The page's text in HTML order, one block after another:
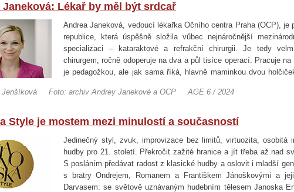
Janeková: Lékař by měl být srdcař
Andrea Janeková, vedoucí lékařka Očního centra Praha (OCP), je
republice, která úspěšně složila vůbec nejnáročnější
specializaci – kataraktové a refrakční chirurgii. Je tedy
chirurgem, ročně odoperuje na dva a půl tisíce operací. Pracuje
je pedagožkou, ale jak sama říká, hlavně maminkou dvou
Jenšíková
Foto: archiv Andrey Janekové a OCP AGE 6 / 2024
Style je mostem mezi minulostí a současností
Jedinečný styl, zvuk, improvizace bez limitů, virtuozita, osobitá
hudby pro 21. století. Překročit zažité hranice a jít třeba až nad
S posláním předávat radost z klasické hudby a oslovit i mladší
s bratry Ondrejem, Romanem a Františkem Jánoškovými a
Darvasem: se světově uznávaným hudebním tělesem Janoska